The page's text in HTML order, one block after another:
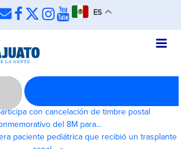
ES
con cancelación de timbre postal
del 8M para…
paciente pediátrica que recibió un trasplante